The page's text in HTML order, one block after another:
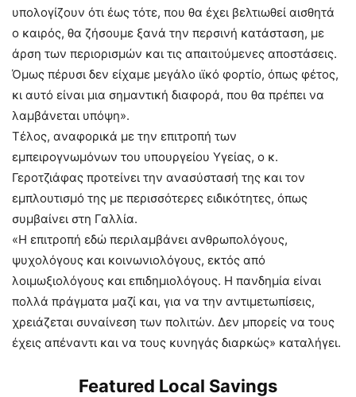
υπολογίζουν ότι έως τότε, που θα έχει βελτιωθεί αισθητά
ο καιρός, θα ζήσουμε ξανά την περσινή κατάσταση, με
άρση των περιορισμών και τις απαιτούμενες αποστάσεις.
Όμως πέρυσι δεν είχαμε μεγάλο ιϊκό φορτίο, όπως φέτος,
κι αυτό είναι μια σημαντική διαφορά, που θα πρέπει να
λαμβάνεται υπόψη».
Τέλος, αναφορικά με την επιτροπή των
εμπειρογνωμόνων του υπουργείου Υγείας, ο κ.
Γεροτζιάφας προτείνει την ανασύστασή της και τον
εμπλουτισμό της με περισσότερες ειδικότητες, όπως
συμβαίνει στη Γαλλία.
«Η επιτροπή εδώ περιλαμβάνει ανθρωπολόγους,
ψυχολόγους και κοινωνιολόγους, εκτός από
λοιμωξιολόγους και επιδημιολόγους. Η πανδημία είναι
πολλά πράγματα μαζί και, για να την αντιμετωπίσεις,
χρειάζεται συναίνεση των πολιτών. Δεν μπορείς να τους
έχεις απέναντι και να τους κυνηγάς διαρκώς» καταλήγει.
Featured Local Savings